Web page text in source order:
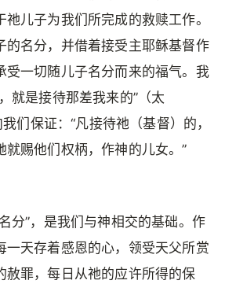
儿子为我们所完成的救赎工作。
的名分，并借着接受主耶稣基督作
受一切随儿子名分而来的福气。我
就是接待那差我来的”（太
们保证：“凡接待祂（基督）的，
就赐他们权柄，作神的儿女。”
分”，是我们与神相交的基础。作
一天存着感恩的心，领受天父所赏
罪，每日从祂的应许所得的保